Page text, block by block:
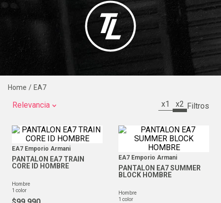
EA7
Relevancia x1 x2
EA7 Emporio Armani
PANTALON EA7 TRAIN
CORE ID HOMBRE
hombre
1 color
EA7 Emporio Armani
PANTALON EA7 SUMMER
BLOCK HOMBRE
hombre
1 color